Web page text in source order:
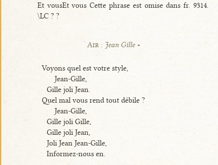
Et vousEt vous Cette phrase est omise dans fr. 9314.
\LC ? ?
Air : Jean Gille
Voyons quel est votre style,
Jean-Gille,
Gille joli Jean.
Quel mal vous rend tout débile ?
Jean-Gille,
Gille joli Gille,
Gille joli Jean,
Joli Jean Jean-Gille,
Informez-nous en.